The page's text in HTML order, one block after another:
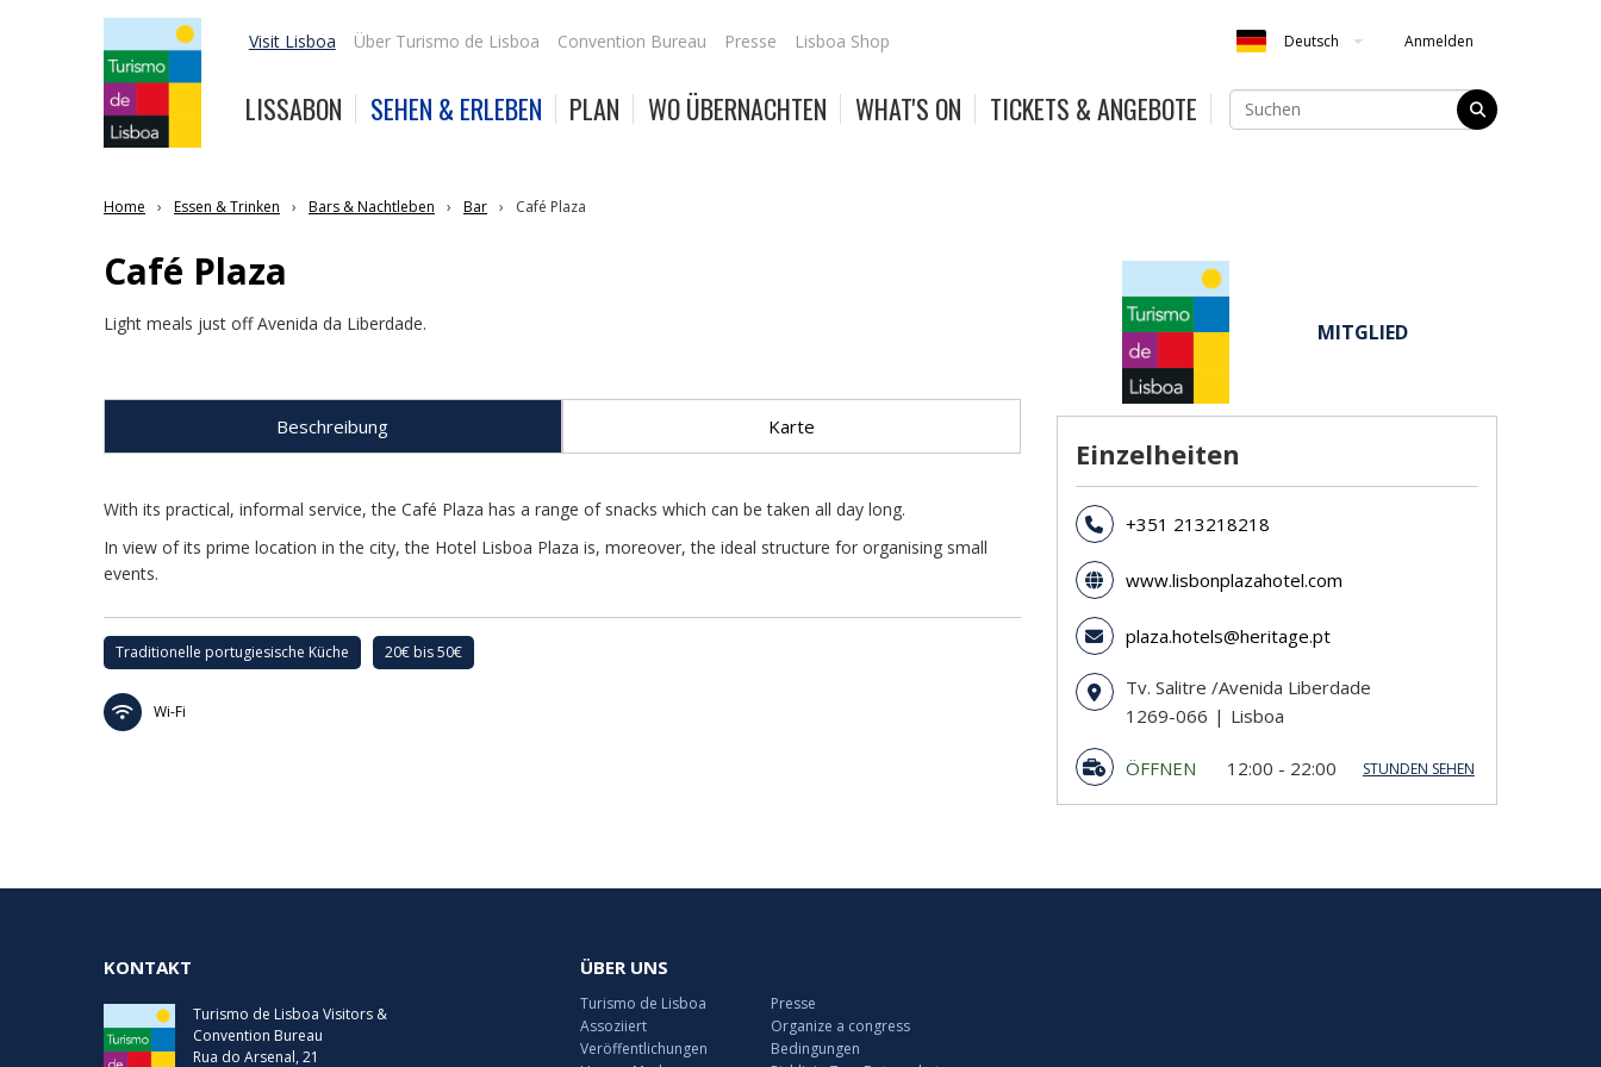
Visit Lisboa Über Turismo de Lisboa Convention Bureau Presse Lisboa Shop Deutsch Anmelden
LISSABON SEHEN & ERLEBEN PLAN WO ÜBERNACHTEN WHAT'S ON TICKETS & ANGEBOTE
Home Essen & Trinken Bars & Nachtleben Bar Café Plaza
Café Plaza
Light meals just off Avenida da Liberdade.
Beschreibung Karte
With its practical, informal service, the Café Plaza has a range of snacks which can be taken all day long.
In view of its prime location in the city, the Hotel Lisboa Plaza is, moreover, the ideal structure for organising small
events.
Traditionelle portugiesische Küche 20€ bis 50€
Wi-Fi
MITGLIED
Einzelheiten
+351 213218218
www.lisbonplazahotel.com
plaza.hotels@heritage.pt
Tv. Salitre /Avenida Liberdade
1269-066
Lisboa
ÖFFNEN 12:00 - 22:00
STUNDEN SEHEN
Donnerstag
12:00 - 22:00
KONTAKT
Turismo de Lisboa Visitors &
Convention Bureau
Rua do Arsenal, 21
ÜBER UNS
Turismo de Lisboa
Assoziiert
Veröffentlichungen
Presse
Organize a congress
Bedingungen